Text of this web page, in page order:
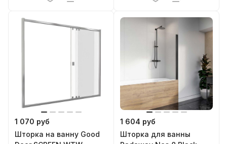
1 070 руб
Шторка на ванну Good
1 604 руб
Шторка для ванны